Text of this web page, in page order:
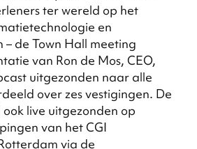
ter wereld op het
en
– de Town Hall meeting
van Ron de Mos, CEO,
uitgezonden naar alle
over zes vestigingen. De
live uitgezonden op
van het CGI
via de